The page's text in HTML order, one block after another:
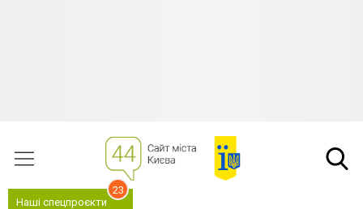
Наші спецпроєкти
23